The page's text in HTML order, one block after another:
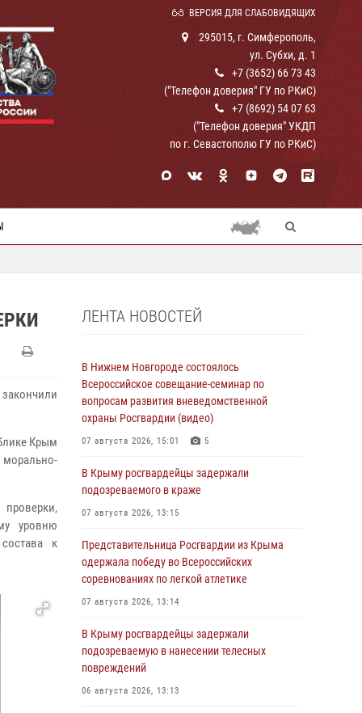
ВЕРСИЯ ДЛЯ СЛАБОВИДЯЩИХ
295015, г. Симферополь,
ул. Субхи, д. 1
+7 (3652) 66 73 43
("Телефон доверия" ГУ по РКиС)
+7 (8692) 54 07 63
("Телефон доверия" УКДП
по г. Севастополю ГУ по РКиС)
Крым
уровню
к
ЛЕНТА НОВОСТЕЙ
В Нижнем Новгороде состоялось
Всероссийское совещание-семинар по
вопросам развития вневедомственной
охраны Росгвардии (видео)
07 августа 2026, 15:01 5
В Крыму росгвардейцы задержали
подозреваемого в краже
07 августа 2026, 13:15
Представительница Росгвардии из Крыма
одержала победу во Всероссийских
соревнованиях по легкой атлетике
07 августа 2026, 13:14
В Крыму росгвардейцы задержали
подозреваемую в нанесении телесных
повреждений
06 августа 2026, 13:13